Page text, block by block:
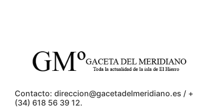
Contacto: direccion@gacetadelmeridiano.es / +
(34) 618 56 39 12.